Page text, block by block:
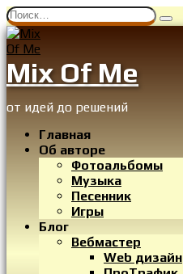
Перейти
к
содержанию
Search
for:
Mix Of Me
от идей до решений
Главная
Об авторе
Фотоальбомы
Музыка
Песенник
Игры
Блог
Вебмастер
Web дизайн